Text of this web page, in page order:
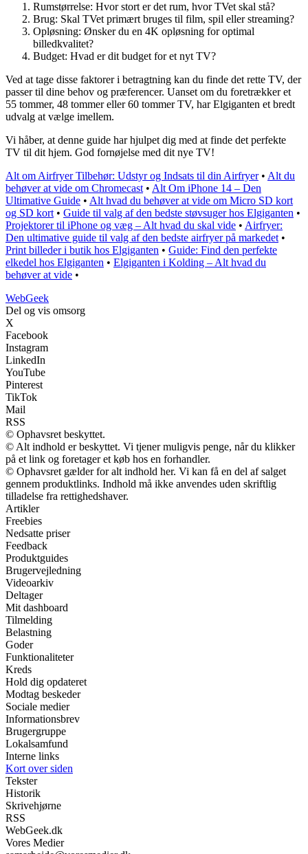
Rumstørrelse: Hvor stort er det rum, hvor TVet skal stå?
Brug: Skal TVet primært bruges til film, spil eller streaming?
Opløsning: Ønsker du en 4K opløsning for optimal
billedkvalitet?
Budget: Hvad er dit budget for et nyt TV?
Ved at tage disse faktorer i betragtning kan du finde det rette TV, der
passer til dine behov og præferencer. Uanset om du foretrækker et
55 tommer, 48 tommer eller 60 tommer TV, har Elgiganten et bredt
udvalg at vælge imellem.
Vi håber, at denne guide har hjulpet dig med at finde det perfekte
TV til dit hjem. God fornøjelse med dit nye TV!
Alt om Airfryer Tilbehør: Udstyr og Indsats til din Airfryer• Alt du
behøver at vide om Chromecast • Alt Om iPhone 14 – Den
Ultimative Guide • Alt hvad du behøver at vide om Micro SD kort
og SD kort • Guide til valg af den bedste støvsuger hos Elgiganten •
Projektorer til iPhone og væg – Alt hvad du skal vide • Airfryer:
Den ultimative guide til valg af den bedste airfryer på markedet •
Print billeder i butik hos Elgiganten • Guide: Find den perfekte
elkedel hos Elgiganten • Elgiganten i Kolding – Alt hvad du
behøver at vide •
WebGeek
Del og vis omsorg
X
Facebook
Instagram
LinkedIn
YouTube
Pinterest
TikTok
Mail
RSS
© Ophavsret beskyttet.
© Alt indhold er beskyttet. Vi tjener muligvis penge, når du klikker
på et link og foretager et køb hos en forhandler.
© Ophavsret gælder for alt indhold her. Vi kan få en del af salget
gennem produktlinks. Indhold må ikke anvendes uden skriftlig
tilladelse fra rettighedshaver.
Artikler
Freebies
Nedsatte priser
Feedback
Produktguides
Brugervejledning
Videoarkiv
Deltager
Mit dashboard
Tilmelding
Belastning
Goder
Funktionaliteter
Kreds
Hold dig opdateret
Modtag beskeder
Sociale medier
Informationsbrev
Brugergruppe
Lokalsamfund
Interne links
Kort over siden
Tekster
Historik
Skrivehjørne
RSS
WebGeek.dk
Vores Medier